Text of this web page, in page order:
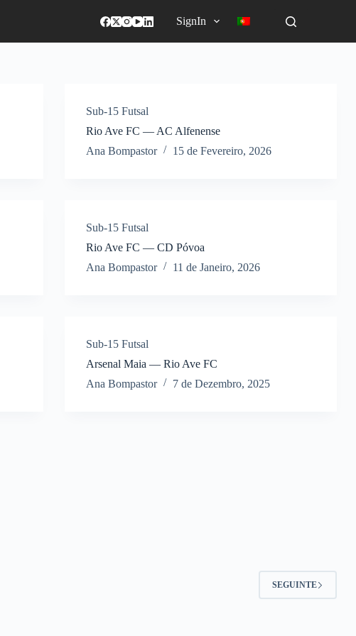
SignIn
Sub-15 Futsal
Rio Ave FC — AC Alfenense
Ana Bompastor
15 de Fevereiro, 2026
Sub-15 Futsal
Rio Ave FC — CD Póvoa
Ana Bompastor
11 de Janeiro, 2026
Sub-15 Futsal
Arsenal Maia — Rio Ave FC
Ana Bompastor
7 de Dezembro, 2025
SEGUINTE